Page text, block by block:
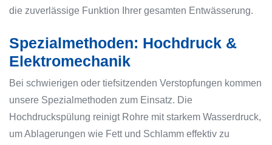
die zuverlässige Funktion Ihrer gesamten Entwässerung.
Spezialmethoden: Hochdruck &
Elektromechanik
Bei schwierigen oder tiefsitzenden Verstopfungen kommen
unsere Spezialmethoden zum Einsatz. Die
Hochdruckspülung reinigt Rohre mit starkem Wasserdruck,
um Ablagerungen wie Fett und Schlamm effektiv zu